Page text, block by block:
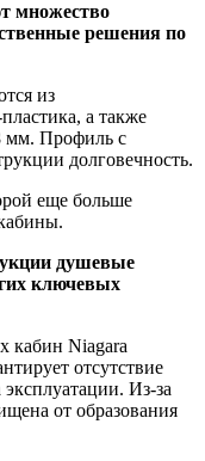
множество
решения по
из
а также
мм. Профиль с
долговечность.
еще больше
душевые
ключевых
кабин Niagara
отсутствие
Из-за
от образования